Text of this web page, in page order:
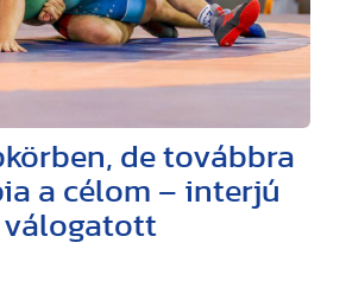
de továbbra
a célom – interjú
válogatott